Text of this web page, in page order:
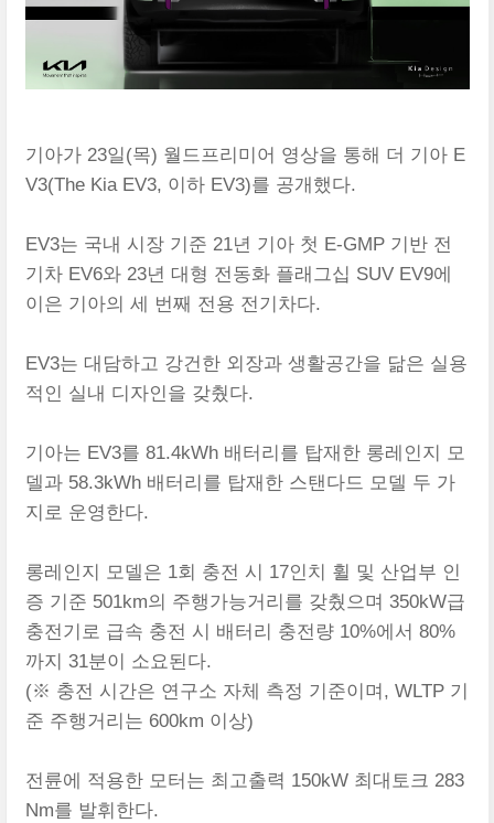
기아가 23일(목) 월드프리미어 영상을 통해 더 기아 E
V3(The Kia EV3, 이하 EV3)를 공개했다.
EV3는 국내 시장 기준 21년 기아 첫 E-GMP 기반 전
기차 EV6와 23년 대형 전동화 플래그십 SUV EV9에
이은 기아의 세 번째 전용 전기차다.
EV3는 대담하고 강건한 외장과 생활공간을 닮은 실용
적인 실내 디자인을 갖췄다.
기아는 EV3를 81.4kWh 배터리를 탑재한 롱레인지 모
델과 58.3kWh 배터리를 탑재한 스탠다드 모델 두 가
지로 운영한다.
롱레인지 모델은 1회 충전 시 17인치 휠 및 산업부 인
증 기준 501km의 주행가능거리를 갖췄으며 350kW급
충전기로 급속 충전 시 배터리 충전량 10%에서 80%
까지 31분이 소요된다.
(※ 충전 시간은 연구소 자체 측정 기준이며, WLTP 기
준 주행거리는 600km 이상)
전륜에 적용한 모터는 최고출력 150kW 최대토크 283
Nm를 발휘한다.